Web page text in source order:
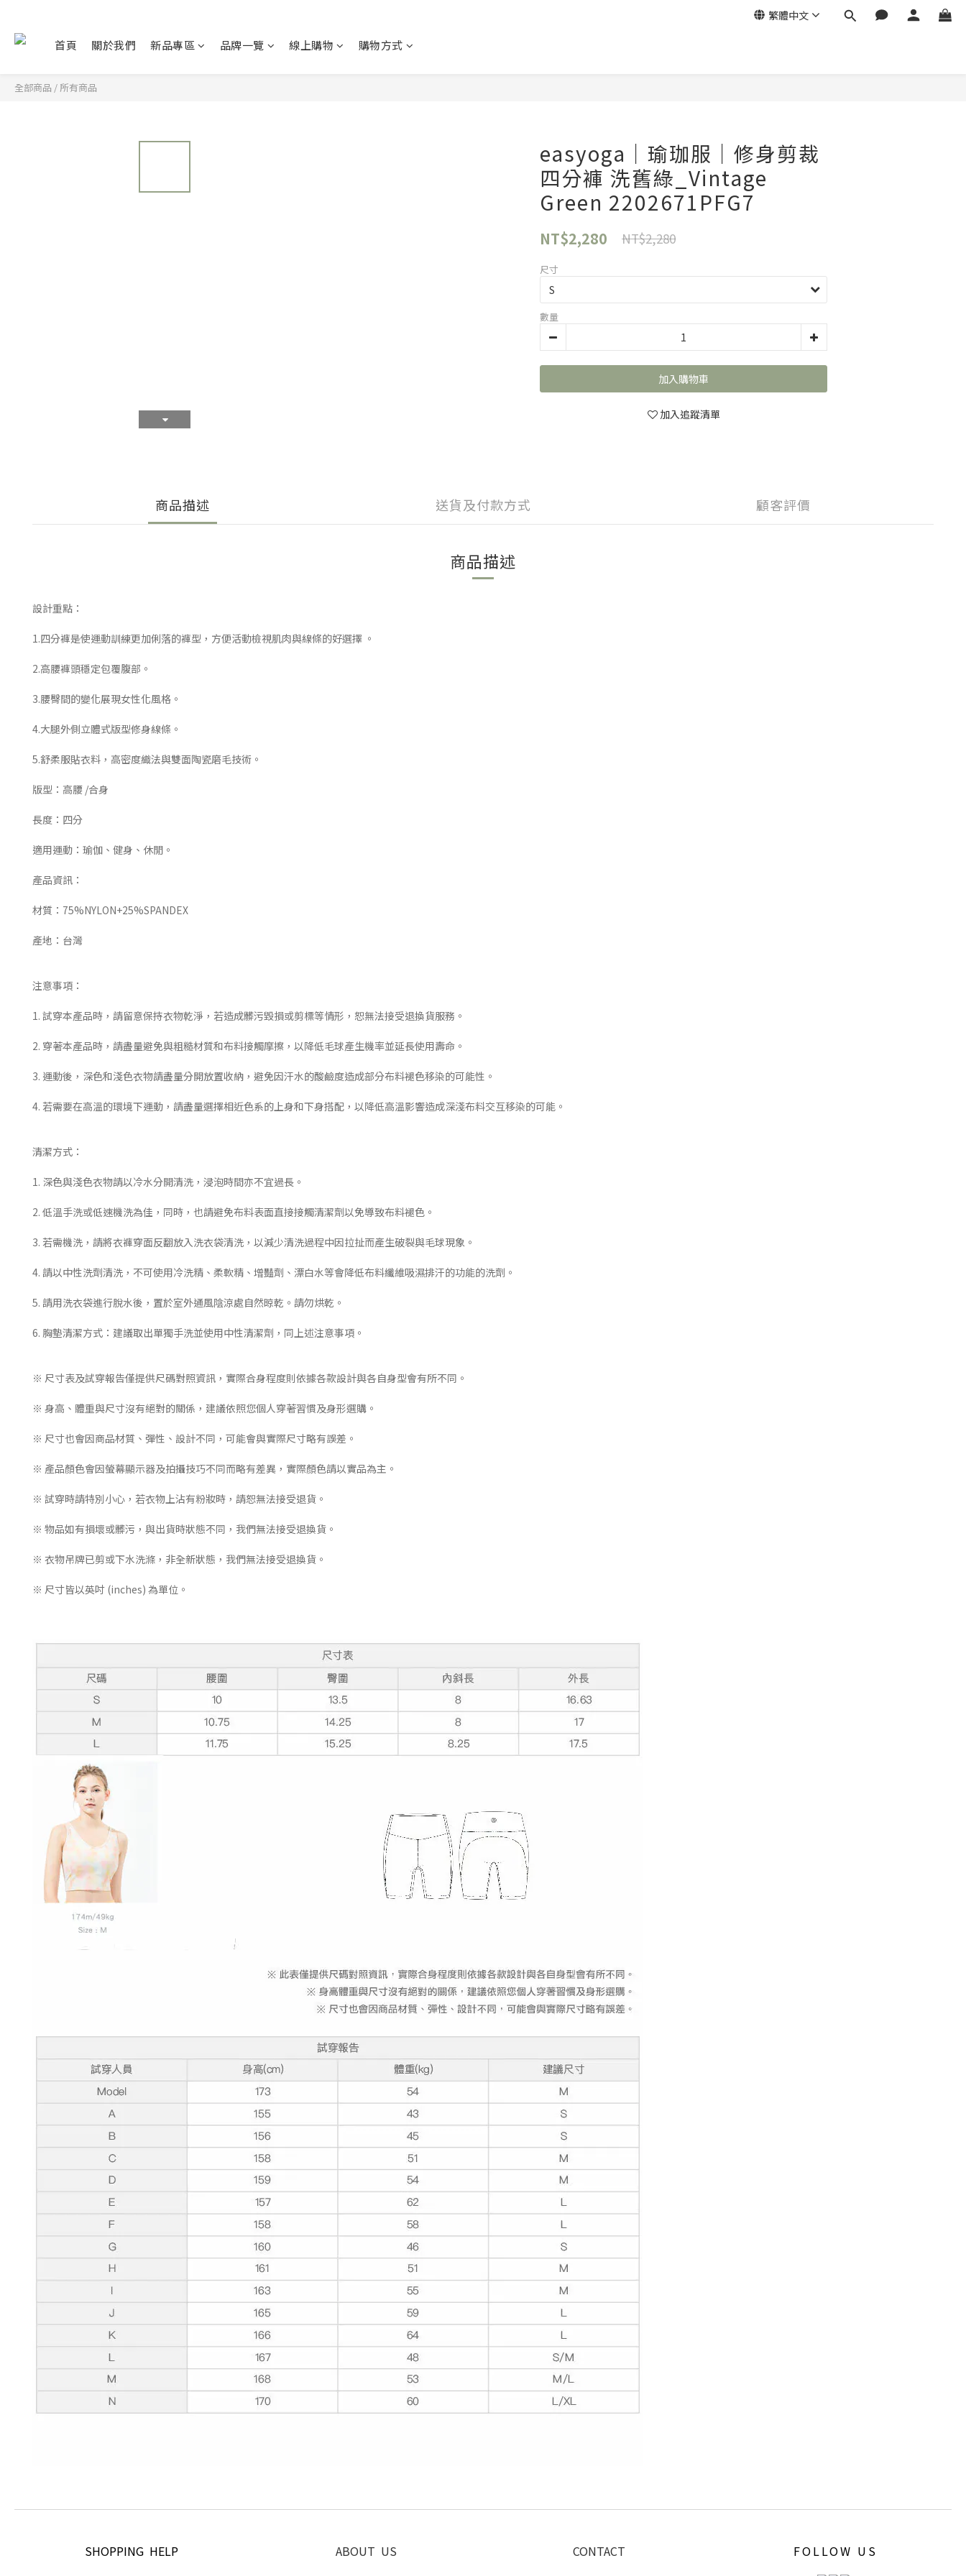
繁體中文
首頁 關於我們 新品專區 品牌一覽 線上購物 購物方式
全部商品 / 所有商品
easyoga｜瑜珈服｜修身剪裁
四分褲 洗舊綠_Vintage
Green 2202671PFG7
NT$2,280 NT$2,280
尺寸
數量
加入購物車
加入追蹤清單
商品描述 送貨及付款方式 顧客評價
商品描述
設計重點：
1.四分褲是使運動訓練更加俐落的褲型，方便活動檢視肌肉與線條的好選擇 。
2.高腰褲頭穩定包覆腹部。
3.腰臀間的變化展現女性化風格。
4.大腿外側立體式版型修身線條。
5.舒柔服貼衣料，高密度織法與雙面陶瓷磨毛技術。
版型：高腰 /合身
長度：四分
適用運動：瑜伽、健身、休閒。
產品資訊：
材質：75%NYLON+25%SPANDEX
產地：台灣
注意事項：
1. 試穿本產品時，請留意保持衣物乾淨，若造成髒污毀損或剪標等情形，恕無法接受退換貨服務。
2. 穿著本產品時，請盡量避免與粗糙材質和布料接觸摩擦，以降低毛球產生機率並延長使用壽命。
3. 運動後，深色和淺色衣物請盡量分開放置收納，避免因汗水的酸鹼度造成部分布料褪色移染的可能性。
4. 若需要在高溫的環境下運動，請盡量選擇相近色系的上身和下身搭配，以降低高溫影響造成深淺布料交互移染的可能。
清潔方式：
1. 深色與淺色衣物請以冷水分開清洗，浸泡時間亦不宜過長。
2. 低溫手洗或低速機洗為佳，同時，也請避免布料表面直接接觸清潔劑以免導致布料褪色。
3. 若需機洗，請將衣褲穿面反翻放入洗衣袋清洗，以減少清洗過程中因拉扯而產生破裂與毛球現象。
4. 請以中性洗劑清洗，不可使用冷洗精、柔軟精、增豔劑、漂白水等會降低布料纖維吸濕排汗的功能的洗劑。
5. 請用洗衣袋進行脫水後，置於室外通風陰涼處自然晾乾。請勿烘乾。
6. 胸墊清潔方式：建議取出單獨手洗並使用中性清潔劑，同上述注意事項。
※ 尺寸表及試穿報告僅提供尺碼對照資訊，實際合身程度則依據各款設計與各自身型會有所不同。
※ 身高、體重與尺寸沒有絕對的關係，建議依照您個人穿著習慣及身形選購。
※ 尺寸也會因商品材質、彈性、設計不同，可能會與實際尺寸略有誤差。
※ 產品顏色會因螢幕顯示器及拍攝技巧不同而略有差異，實際顏色請以實品為主。
※ 試穿時請特別小心，若衣物上沾有粉妝時，請恕無法接受退貨。
※ 物品如有損壞或髒污，與出貨時狀態不同，我們無法接受退換貨。
※ 衣物吊牌已剪或下水洗滌，非全新狀態，我們無法接受退換貨。
※ 尺寸皆以英吋 (inches) 為單位。
SHOPPING HELP ABOUT US CONTACT FOLLOW US